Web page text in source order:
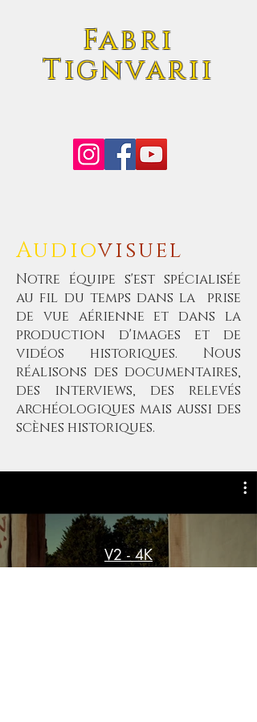
Fabri
Tignvarii
Audiovisuel
Notre équipe s'est spécialisée
au fil du temps dans la prise
de vue aérienne et dans la
production d'images et de
vidéos historiques. Nous
réalisons des documentaires,
des interviews, des relevés
archéologiques mais aussi des
scènes historiques.
V2 - 4K